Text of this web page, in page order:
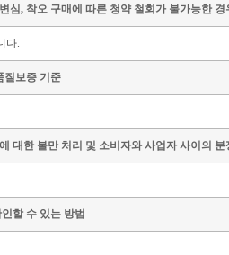
심, 착오 구매에 따른 청약 철회가 불가능한
다.
질보증 기준
대한 불만 처리 및 소비자와 사업자 사이의
할 수 있는 방법